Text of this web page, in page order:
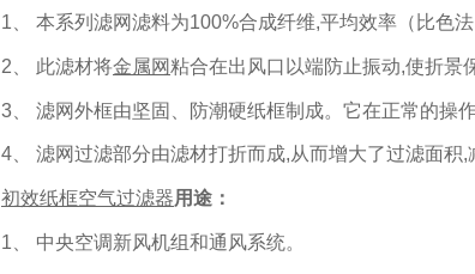
1 、 本系列滤网滤料为100%合成纤维,平均效率（比色
2 、 此滤材将金属网粘合在出风口以端防止振动,使折景
3 、 滤网外框由坚固、防潮硬纸框制成。它在正常的操
4 、 滤网过滤部分由滤材打折而成,从而增大了过滤面积,
初效纸框空气过滤器用途：
1 、 中央空调新风机组和通风系统。